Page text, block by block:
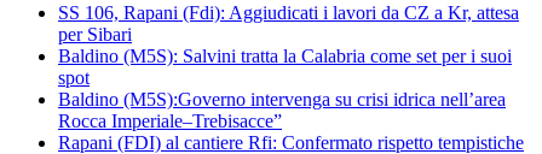
SS 106, Rapani (Fdi): Aggiudicati i lavori da CZ a Kr, attesa
per Sibari
Baldino (M5S): Salvini tratta la Calabria come set per i suoi
spot
Baldino (M5S):Governo intervenga su crisi idrica nell’area
Rocca Imperiale–Trebisacce”
Rapani (FDI) al cantiere Rfi: Confermato rispetto tempistiche